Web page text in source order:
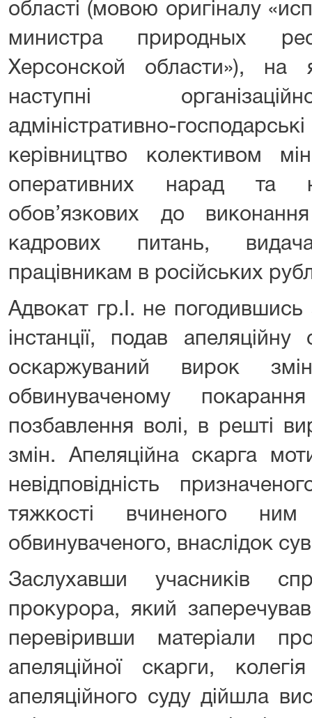
області (мовою оригіналу
министра природных
Херсонской области»), на
наступні
адміністративно-
керівництво колективом
оперативних нарад та
обов’язкових до
кадрових питань,
працівникам в російських
Адвокат гр.І. не
інстанції, подав
оскаржуваний вирок
обвинуваченому
позбавлення волі, в решті
змін. Апеляційна скарга
невідповідність
тяжкості вчиненого
обвинуваченого, внаслідок
Заслухавши учасників
прокурора, який
перевіривши матеріали
апеляційної скарги,
апеляційного суду дійшла